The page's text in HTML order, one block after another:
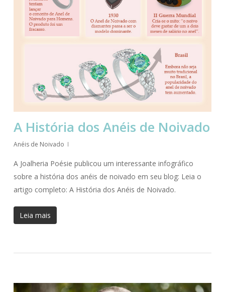
A História dos Anéis de Noivado
Anéis de Noivado
A Joalheria Poésie publicou um interessante infográfico
sobre a história dos anéis de noivado em seu blog: Leia o
artigo completo: A História dos Anéis de Noivado.
Leia mais